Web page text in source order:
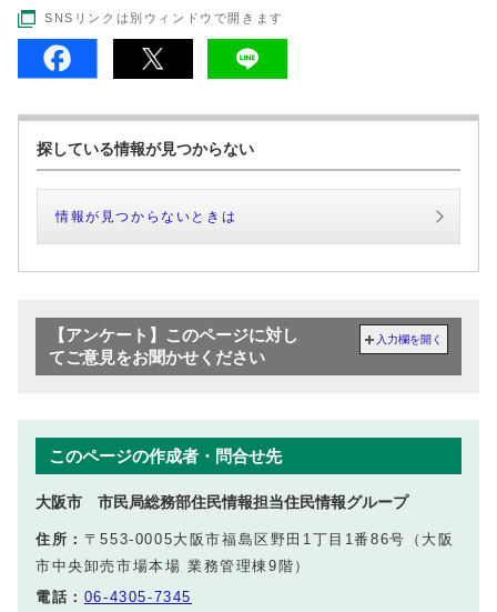
SNSリンクは別ウィンドウで開きます
探している情報が見つからない
情報が見つからないときは
【アンケート】このページに対し
てご意見をお聞かせください
入力欄を開く
このページの作成者・問合せ先
大阪市 市民局総務部住民情報担当住民情報グループ
住所： 〒553-0005大阪市福島区野田1丁目1番86号（大阪
市中央卸売市場本場 業務管理棟9階）
電話： 06-4305-7345